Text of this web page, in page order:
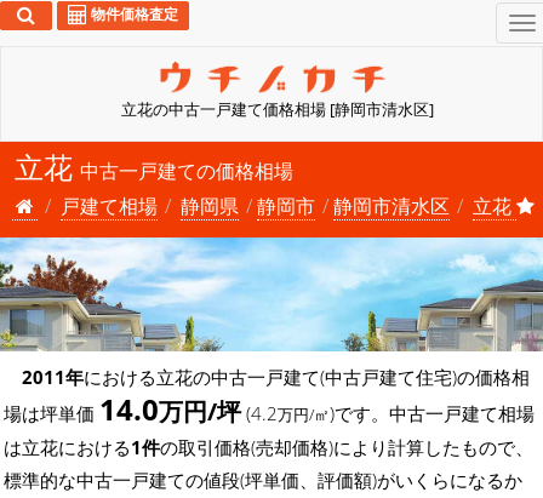
立花の中古一戸建て価格相場 [静岡市清水区]
物件価格査定
立花 中古一戸建ての価格相場
戸建て相場
静岡県 静岡市 静岡市清水区 立花
2011年における立花の中古一戸建て(中古戸建て住宅)の価格相
場は坪単価 14.0万円/坪(4.2万円/㎡)です。中古一戸建て相場
は立花における1件の取引価格(売却価格)により計算したもので、
標準的な中古一戸建ての値段(坪単価、評価額)がいくらになるか